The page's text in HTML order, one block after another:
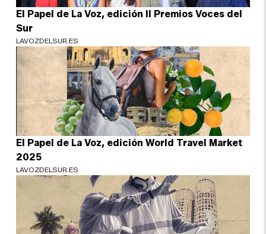
El Papel de La Voz, edición II Premios Voces del
Sur
LAVOZDELSUR.ES
El Papel de La Voz, edición World Travel Market
2025
LAVOZDELSUR.ES